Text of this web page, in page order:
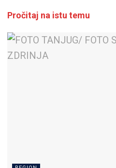
Pročitaj na istu temu